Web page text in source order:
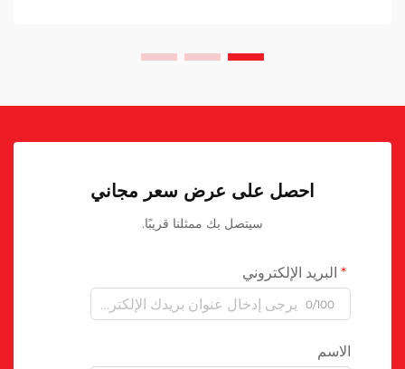
احصل على عرض سعر مجاني
سيتصل بك ممثلنا قريبًا.
البريد الإلكتروني
0/100
الاسم